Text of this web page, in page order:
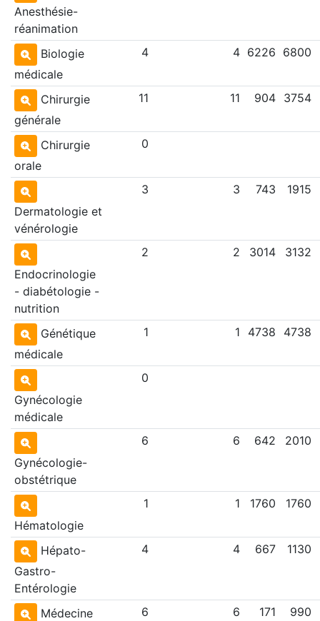
Anesthésie-
réanimation
Biologie
médicale
4 4 6226 6800
Chirurgie
générale
11 11 904 3754
Chirurgie
orale
0
Dermatologie et
vénérologie
3 3 743 1915
Endocrinologie
- diabétologie -
nutrition
2 2 3014 3132
Génétique
médicale
1 1 4738 4738
Gynécologie
médicale
0
Gynécologie-
obstétrique
6 6 642 2010
Hématologie
1 1 1760 1760
Hépato-
Gastro-
Entérologie
4 4 667 1130
Médecine
6 6 171 990